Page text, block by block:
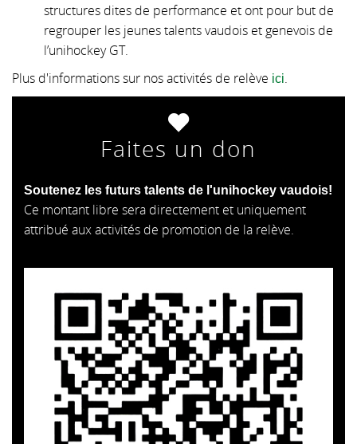
structures dites de performance et ont pour but de
regrouper les jeunes talents vaudois et genevois de
l’unihockey GT.
Plus d'informations sur nos activités de relève ici.
Faites un don
Soutenez les futurs talents de l'unihockey vaudois!
Ce montant libre sera directement et uniquement
attribué aux activités de promotion de la relève.